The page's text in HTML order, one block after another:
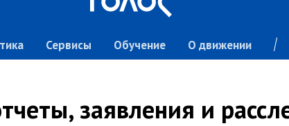
Сервисы Обучение О движении
заявления и